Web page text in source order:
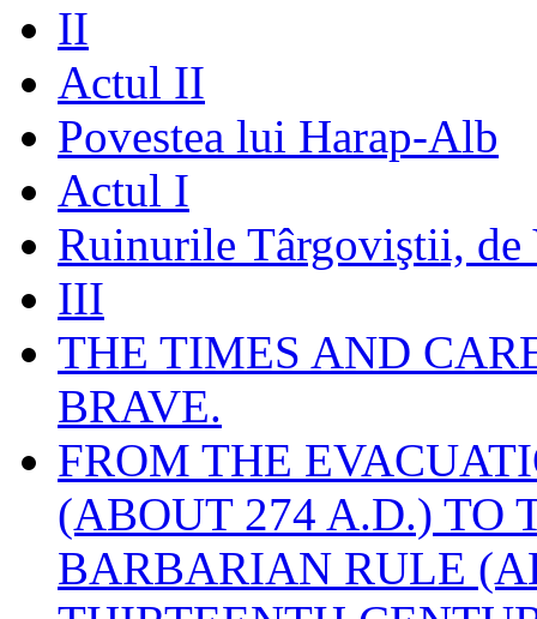
II
Actul II
Povestea lui Harap-Alb
Actul I
Ruinurile Târgoviştii, de
III
THE TIMES AND
BRAVE.
FROM THE
(ABOUT 274 A.D.) TO
BARBARIAN RULE